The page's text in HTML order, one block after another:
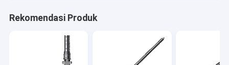
Rekomendasi Produk